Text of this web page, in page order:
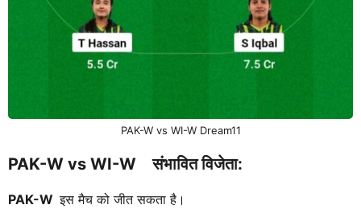
PAK-W vs WI-W Dream11
PAK-W vs WI-W संभावित विजेता:
PAK-Wइस मैच को जीत सकता है।